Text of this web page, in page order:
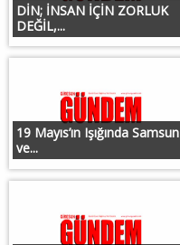
DİN; İNSAN İÇİN ZORLUK
DEĞİL,...
19 Mayıs’ın Işığında Samsun
ve...